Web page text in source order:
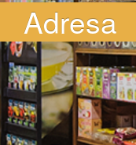
Adresa